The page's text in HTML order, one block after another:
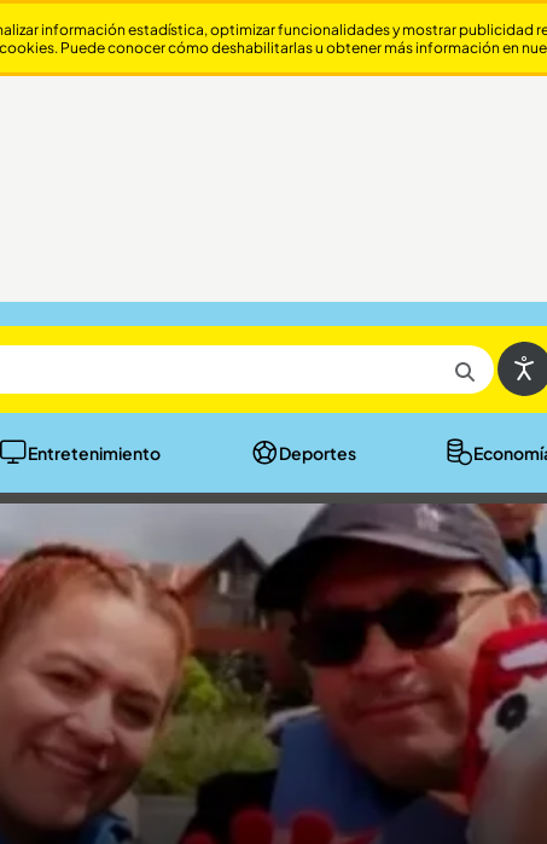
Entretenimiento Deportes
información estadística, optimizar funcionalidades y mostrar publicidad
Puede conocer cómo deshabilitarlas u obtener más información en